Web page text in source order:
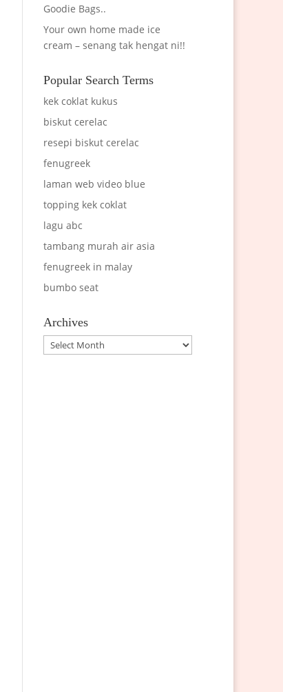
Goodie Bags..
Your own home made ice
cream – senang tak hengat ni!!
Popular Search Terms
kek coklat kukus
biskut cerelac
resepi biskut cerelac
fenugreek
laman web video blue
topping kek coklat
lagu abc
tambang murah air asia
fenugreek in malay
bumbo seat
Archives
Archives